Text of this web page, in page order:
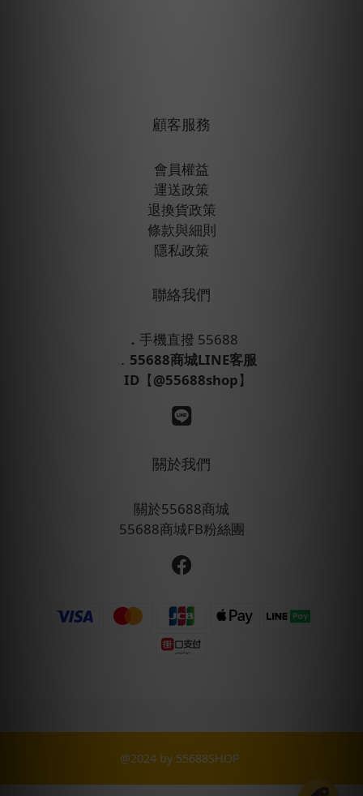
顧客服務
會員權益
運送政策
退換貨政策
條款與細則
隱私政策
聯絡我們
． 手機直撥 55688
． 55688商城LINE客服
ID 【@55688shop】
關於我們
關於55688商城
55688商城FB粉絲團
@2024 by 55688SHOP